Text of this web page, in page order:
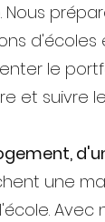
Nous
d'écoles
le
et suivre
une
Avec